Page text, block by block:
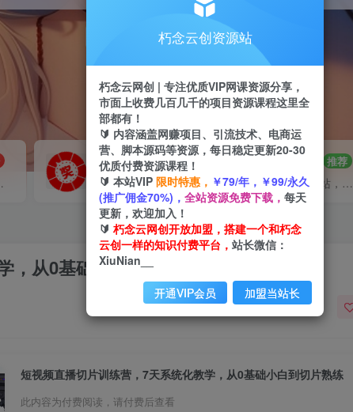
小红书 挂机 快手
子。
VIP推广
70%分佣
会员专属推广链接
招募站长 推荐
搭建同款网站，自己当老板
从0基础小白到切片熟练
短视频直播切片训练营，7天系统化教学，从0基础小白到切片熟练
此内容为付费阅读，请付费后查看
朽念云创资源站
朽念云网创 | 专注优质VIP网课资源分享，
市面上收费几百几千的项目资源课程这里全
部都有！
🔰 内容涵盖网赚项目、引流技术、电商运
营、脚本源码等资源，每日稳定更新20-30
优质付费资源课程！
🔰 本站VIP 限时特惠， ￥79/年，￥99/永久
(推广佣金70%)， 全站资源免费下载， 每天
更新，欢迎加入！
🔰 朽念云网创开放加盟，搭建一个和朽念
云创一样的知识付费平台， 站长微信：
XiuNian__
开通VIP会员 加盟当站长